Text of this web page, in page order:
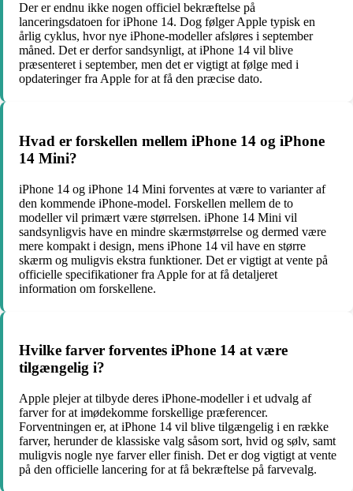
Der er endnu ikke nogen officiel bekræftelse på
lanceringsdatoen for iPhone 14. Dog følger Apple typisk en
årlig cyklus, hvor nye iPhone-modeller afsløres i september
måned. Det er derfor sandsynligt, at iPhone 14 vil blive
præsenteret i september, men det er vigtigt at følge med i
opdateringer fra Apple for at få den præcise dato.
Hvad er forskellen mellem iPhone 14 og iPhone
14 Mini?
iPhone 14 og iPhone 14 Mini forventes at være to varianter af
den kommende iPhone-model. Forskellen mellem de to
modeller vil primært være størrelsen. iPhone 14 Mini vil
sandsynligvis have en mindre skærmstørrelse og dermed være
mere kompakt i design, mens iPhone 14 vil have en større
skærm og muligvis ekstra funktioner. Det er vigtigt at vente på
officielle specifikationer fra Apple for at få detaljeret
information om forskellene.
Hvilke farver forventes iPhone 14 at være
tilgængelig i?
Apple plejer at tilbyde deres iPhone-modeller i et udvalg af
farver for at imødekomme forskellige præferencer.
Forventningen er, at iPhone 14 vil blive tilgængelig i en række
farver, herunder de klassiske valg såsom sort, hvid og sølv, samt
muligvis nogle nye farver eller finish. Det er dog vigtigt at vente
på den officielle lancering for at få bekræftelse på farvevalg.